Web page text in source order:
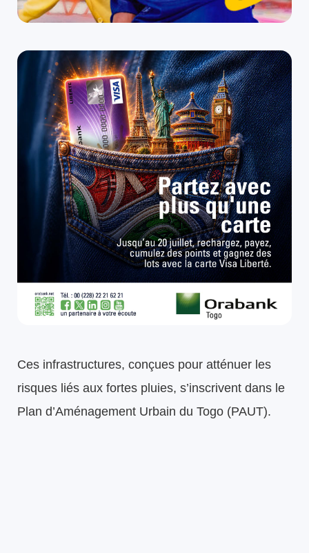
Ces infrastructures, conçues pour atténuer les
risques liés aux fortes pluies, s’inscrivent dans le
Plan d’Aménagement Urbain du Togo (PAUT).